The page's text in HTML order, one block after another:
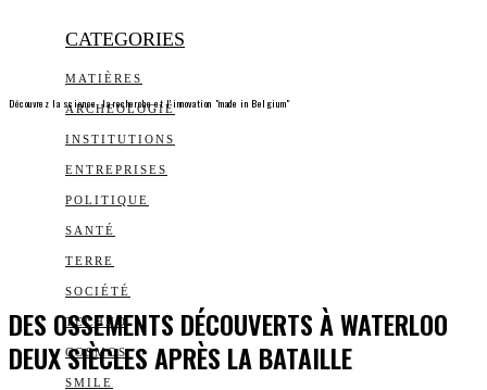
CATEGORIES
MATIÈRES
ARCHEOLOGIE
INSTITUTIONS
ENTREPRISES
POLITIQUE
SANTÉ
TERRE
SOCIÉTÉ
TECHNO
COSMOS
SMILE
Découvrez la science, la recherche et l’innovation "made in Belgium"
DES OSSEMENTS DÉCOUVERTS À WATERLOO
DEUX SIÈCLES APRÈS LA BATAILLE